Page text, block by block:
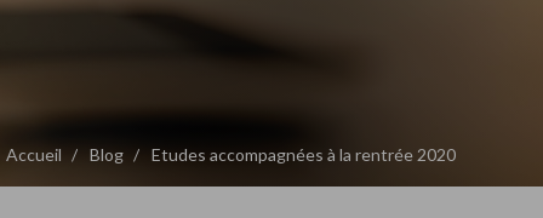
Accueil Blog Etudes accompagnées à la rentrée 2020